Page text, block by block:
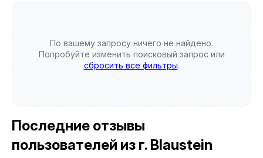
По вашему запросу ничего не найдено.
Попробуйте изменить поисковый запрос или
сбросить все фильтры.
Последние отзывы
пользователей из г. Blaustein